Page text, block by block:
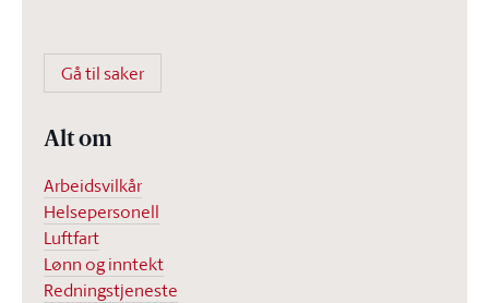
Gå til saker
Alt om
Arbeidsvilkår
Helsepersonell
Luftfart
Lønn og inntekt
Redningstjeneste